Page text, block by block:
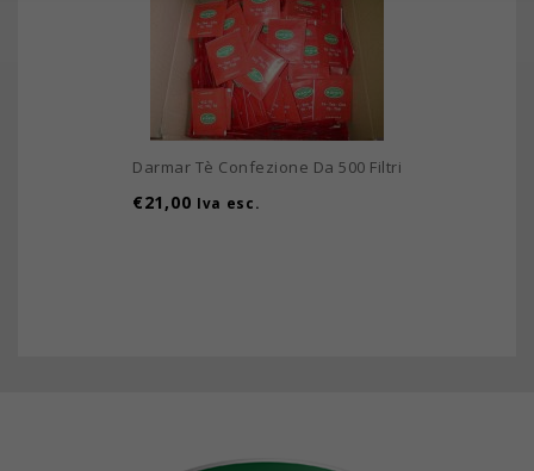
Darmar Tè Confezione Da 500 Filtri
€21,00 Iva esc.